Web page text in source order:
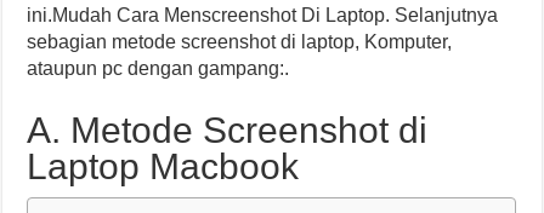
ini.Mudah Cara Menscreenshot Di Laptop. Selanjutnya
sebagian metode screenshot di laptop, Komputer,
ataupun pc dengan gampang:.
A. Metode Screenshot di
Laptop Macbook